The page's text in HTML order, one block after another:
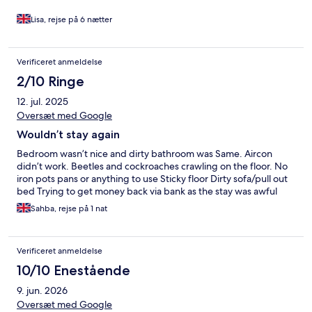
nightlife. Overall a fantastic place to stay!
Lisa, rejse på 6 nætter
Verificeret anmeldelse
2/10 Ringe
12. jul. 2025
Oversæt med Google
Wouldn’t stay again
Bedroom wasn’t nice and dirty bathroom was Same. Aircon
didn’t work. Beetles and cockroaches crawling on the floor. No
iron pots pans or anything to use Sticky floor Dirty sofa/pull out
bed Trying to get money back via bank as the stay was awful
Sahba, rejse på 1 nat
Verificeret anmeldelse
10/10 Enestående
9. jun. 2026
Oversæt med Google